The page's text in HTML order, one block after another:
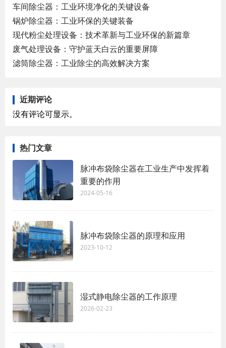
车间除尘器：工业环境净化的关键设备
锅炉除尘器：工业环保的关键装备
现代粉尘处理设备：技术革新与工业环保的新篇章
废气处理设备：守护蓝天白云的重要屏障
滤筒除尘器：工业除尘的高效解决方案
近期评论
没有评论可显示。
热门文章
脉冲布袋除尘器在工业生产中发挥着
重要的作用
2024-05-16
脉冲布袋除尘器的原理和应用
2023-10-12
湿式静电除尘器的工作原理
2026-02-23